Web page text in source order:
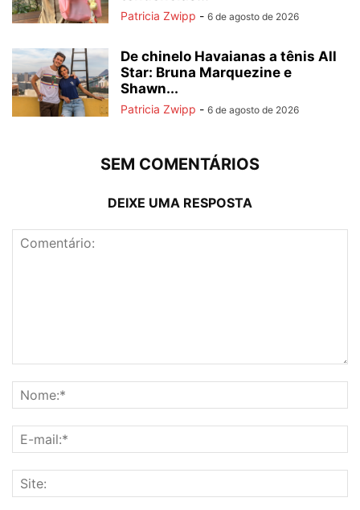
Patricia Zwipp - 6 de agosto de 2026
De chinelo Havaianas a tênis All
Star: Bruna Marquezine e
Shawn...
Patricia Zwipp - 6 de agosto de 2026
SEM COMENTÁRIOS
DEIXE UMA RESPOSTA